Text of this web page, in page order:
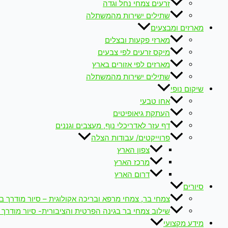
זרעים צמחי נחל וגדה
שתילים ישירות מהמשתלה
מארזים ומבצעים
מארזי פקעות ובצלים
מיקס זרעים לפי צבעים
מארזים לפי אזורים בארץ
שתילים ישירות מהמשתלה
שיקום נופי
אחו טבעי
העתקת גיאופיטים
דף עזר לאדריכלי נוף, מעצבים וגננים
פרוייקטים/ עבודות הצלה
צפון הארץ
מרכז הארץ
דרום הארץ
סיורים
צמחי בר, צמחי מרפא ובריכה אקולוגית – סיור מודרך
שילוב צמחי בר בגינה הפרטית והציבורית- סיור מודרך
מידע מקצועי